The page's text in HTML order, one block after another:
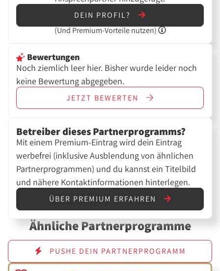
DEIN PROFIL?
(UndPremium-Vorteile nutzen)
Bewertungen
Noch ziemlich leer hier. Bisher wurde leider noch
keine Bewertung abgegeben.
JETZT BEWERTEN
Betreiber dieses Partnerprogramms?
Mit einem Premium-Eintrag wird dein Eintrag
werbefrei (inklusive Ausblendung von ähnlichen
Partnerprogrammen) und du kannst ein Titelbild
und nähere Kontaktinformationen hinterlegen.
ÜBER PREMIUM ERFAHREN
Ähnliche Partnerprogramme
PUSHE DEIN PARTNERPROGRAMM